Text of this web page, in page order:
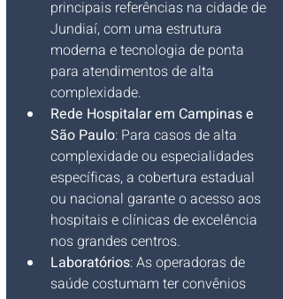
principais referências na cidade de
Jundiaí, com uma estrutura
moderna e tecnologia de ponta
para atendimentos de alta
complexidade.
Rede Hospitalar em Campinas e
São Paulo: Para casos de alta
complexidade ou especialidades
específicas, a cobertura estadual
ou nacional garante o acesso aos
hospitais e clínicas de excelência
nos grandes centros.
Laboratórios: As operadoras de
saúde costumam ter convênios